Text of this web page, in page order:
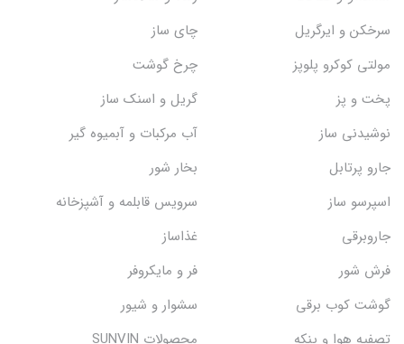
سرخکن و ایرگریل
چای ساز
مولتی کوکرو پلوپز
چرخ گوشت
پخت و پز
گریل و اسنک‌ ساز
نوشیدنی ساز
آب مرکبات و آبمیوه گیر
جارو پرتابل
بخار شور
اسپرسو ساز
سرویس قابلمه و آشپزخانه
جاروبرقی
غذاساز
فرش شور
فر و مایکروفر
گوشت کوب برقی
سشوار و شیور
تصفیه هوا و پنکه
محصولات SUNVIN